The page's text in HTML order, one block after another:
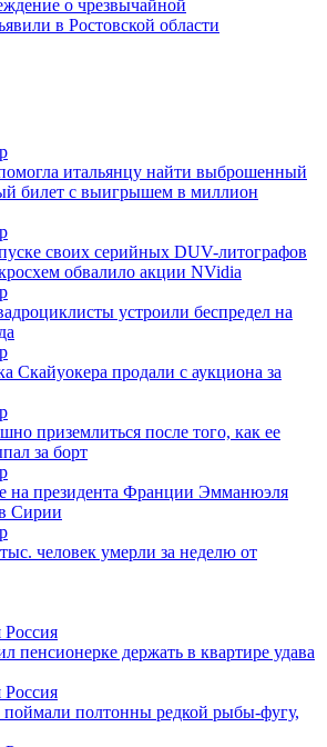
о чрезвычайной
в Ростовской области
итальянцу найти выброшенный
билет с выигрышем в миллион
своих серийных DUV-литографов
обвалило акции NVidia
устроили беспредел на
Скайуокера продали с аукциона за
приземлиться после того, как ее
за борт
президента Франции Эмманюэля
Сирии
человек умерли за неделю от
пенсионерке держать в квартире удава
полтонны редкой рыбы-фугу,